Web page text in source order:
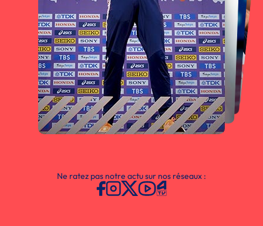
Ne ratez pas notre actu sur nos réseaux :